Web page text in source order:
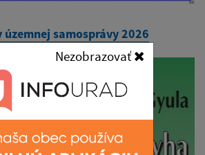
samosprávy 2026
Nezobrazovať